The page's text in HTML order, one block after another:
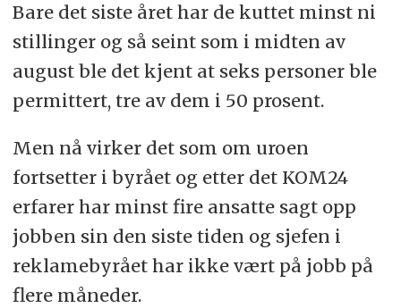
Bare det siste året har de kuttet minst ni
stillinger og så seint som i midten av
august ble det kjent at seks personer ble
permittert, tre av dem i 50 prosent.
Men nå virker det som om uroen
fortsetter i byrået og etter det KOM24
erfarer har minst fire ansatte sagt opp
jobben sin den siste tiden og sjefen i
reklamebyrået har ikke vært på jobb på
flere måneder.